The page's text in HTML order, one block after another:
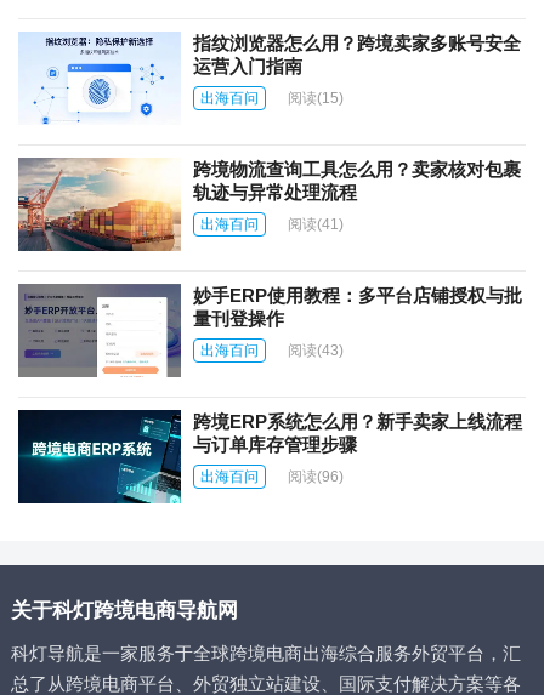
指纹浏览器怎么用？跨境卖家多账号安全
运营入门指南
出海百问 阅读(15)
跨境物流查询工具怎么用？卖家核对包裹
轨迹与异常处理流程
出海百问 阅读(41)
妙手ERP使用教程：多平台店铺授权与批
量刊登操作
出海百问 阅读(43)
跨境ERP系统怎么用？新手卖家上线流程
与订单库存管理步骤
出海百问 阅读(96)
关于科灯跨境电商导航网
科灯导航是一家服务于全球跨境电商出海综合服务外贸平台，汇
总了从跨境电商平台、外贸独立站建设、国际支付解决方案等各